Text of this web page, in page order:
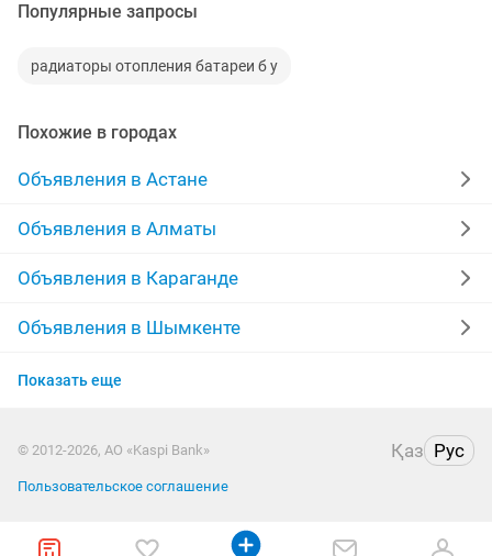
Популярные запросы
радиаторы отопления батареи б у
Похожие в городах
Объявления в Астане
Объявления в Алматы
Объявления в Караганде
Объявления в Шымкенте
Объявления в Усть-Каменогорске
Объявления в Костанае
Показать еще
© 2012-2026, АО «Kaspi Bank» Қаз Рус
Пользовательское соглашение